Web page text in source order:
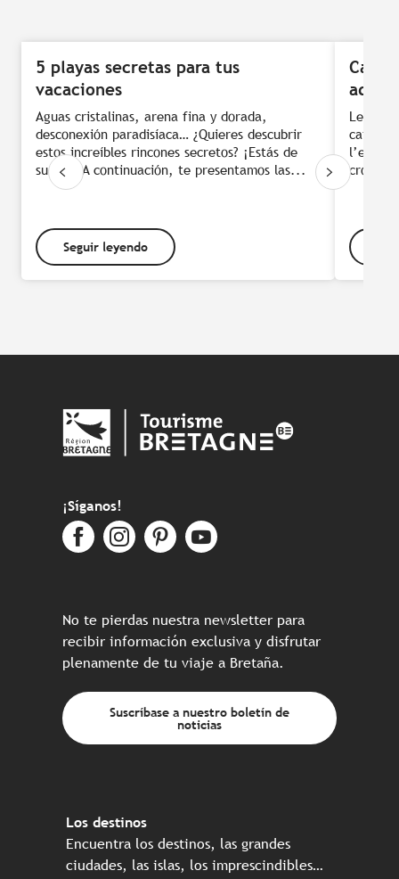
5 playas secretas para tus
vacaciones
Aguas cristalinas, arena fina y dorada,
desconexión paradisíaca… ¿Quieres descubrir
estos increíbles rincones secretos? ¡Estás de
suerte! A continuación, te presentamos las...
Seguir leyendo
Le
cafés
l’esprit
¡Síganos!
No te pierdas nuestra newsletter para
recibir información exclusiva y disfrutar
plenamente de tu viaje a Bretaña.
Suscríbase a nuestro boletín de
noticias
Los destinos
Encuentra los destinos, las grandes
ciudades, las islas, los imprescindibles…